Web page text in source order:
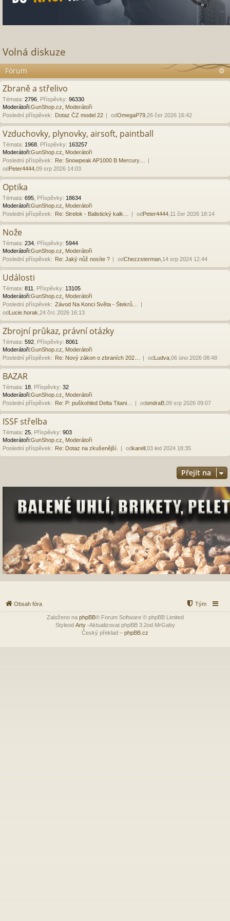
Volná diskuze
Fórum
Zbraně a střelivo
Témata: 2796 Příspěvky: 96330
Moderátoři:GunShop.cz
Moderátoři
Poslední příspěvek: Dotaz ČZ model 22 odOmegaP79 ,26 čer 2026 16:42
Vzduchovky, plynovky, airsoft, paintball
Témata: 1968 Příspěvky: 163257
Moderátoři:GunShop.cz
Moderátoři
Poslední příspěvek: Re: Snowpeak AP1000 B Mercury…
odPeter4444 ,09 srp 2026 14:03
Optika
Témata: 695 Příspěvky: 18634
Moderátoři:GunShop.cz
Moderátoři
Poslední příspěvek: Re: Strelok - Balistický kalk… odPeter4444 ,11 čer 2026 18:14
Nože
Témata: 234 Příspěvky: 5944
Moderátoři:GunShop.cz
Moderátoři
Poslední příspěvek: Re: Jaký nůž nosíte ? odChezzsterman ,14 srp 2024 12:44
Události
Témata: 811 Příspěvky: 13105
Moderátoři:GunShop.cz
Moderátoři
Poslední příspěvek: Závod Na Konci Světa - Štekrů…
odLucie.horak ,24 črc 2026 16:13
Zbrojní průkaz, právní otázky
Témata: 592 Příspěvky: 8061
Moderátoři:GunShop.cz
Moderátoři
Poslední příspěvek: Re: Nový zákon o zbraních 202… odLudva ,06 úno 2026 08:48
BAZAR
Témata: 18 Příspěvky: 32
Moderátoři:GunShop.cz
Moderátoři
Poslední příspěvek: Re: P: puškohled Delta Titani… odondraB ,09 srp 2026 09:07
ISSF střelba
Témata: 25 Příspěvky: 903
Moderátoři:GunShop.cz
Moderátoři
Poslední příspěvek: Re: Dotaz na zkušenější. odkarell ,03 led 2024 18:35
Přejít na
Obsah fóra Tým
Založeno na phpBB® Forum Software © phpBB Limited
Styleod Arty-Aktualizovat phpBB 3.2od MrGaby
Český překlad – phpBB.cz